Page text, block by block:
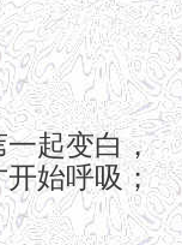
起变白，
始呼吸；